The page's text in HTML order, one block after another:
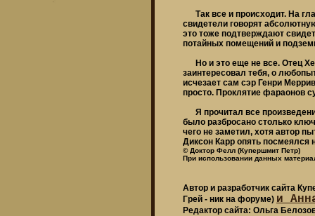
Так все и происходит. На
свидетели говорят
это тоже подтверждают
потайных помещений и
Но и это еще не все. Отец
заинтересовал тебя, о
исчезает сам сэр Генри
просто. Проклятие фараонов
Я прочитал все
было разбросано столько
чего не заметил, хотя автор
Диксон Карр опять посмеялся
© Доктор Фелл (Купершмит Петр)
При использовании данных
Автор и разработчик сайта
Грей - ник на форуме) и
Редактор сайта: Ольга